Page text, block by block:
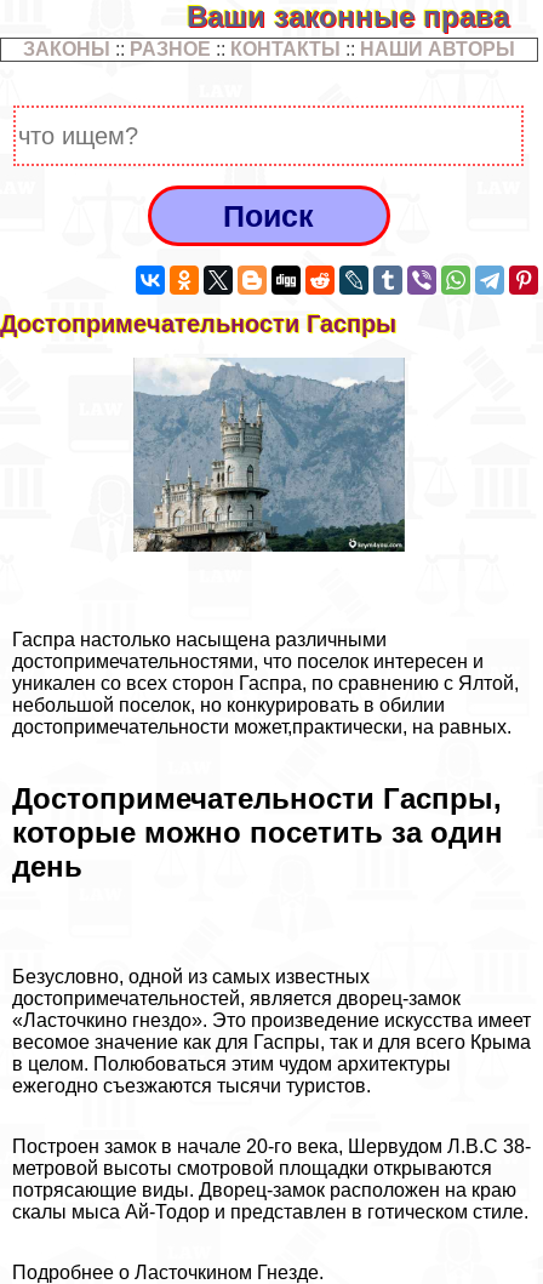
Ваши законные права
ЗАКОНЫ :: РАЗНОЕ :: КОНТАКТЫ :: НАШИ АВТОРЫ
Достопримечательности Гаспры
Гаспра настолько насыщена различными
достопримечательностями, что поселок интересен и
уникален со всех сторон Гаспра, по сравнению с Ялтой,
небольшой поселок, но конкурировать в обилии
достопримечательности может,пpaктически, на равных.
Достопримечательности Гаспры,
которые можно посетить за один
день
Безусловно, одной из самых известных
достопримечательностей, является дворец-замок
«Ласточкино гнездо». Это произведение искусства имеет
весомое значение как для Гаспры, так и для всего Крыма
в целом. Полюбоваться этим чудом архитектуры
ежегодно съезжаются тысячи туристов.
Построен замок в начале 20-го века, Шервудом Л.В.С 38-
метровой высоты смотровой площадки открываются
потрясающие виды. Дворец-замок расположен на краю
скалы мыса Ай-Тодор и представлен в готическом стиле.
Подробнее о Ласточкином Гнезде.